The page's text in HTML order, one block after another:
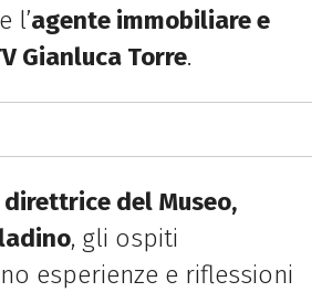
l’agente immobiliare e
Gianluca Torre.
direttrice del Museo,
, gli ospiti
esperienze e riflessioni